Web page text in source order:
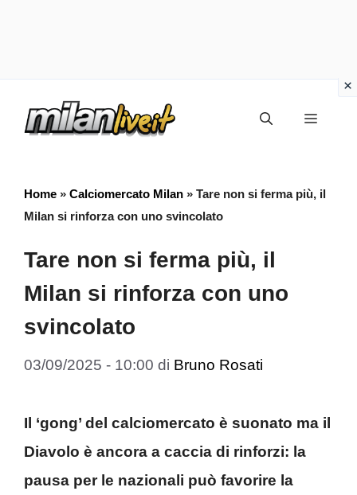
Menu
Home » Calciomercato Milan » Tare non si ferma più, il
Milan si rinforza con uno svincolato
Tare non si ferma più, il
Milan si rinforza con uno
svincolato
03/09/2025 - 10:00 di Bruno Rosati
Il ‘gong’ del calciomercato è suonato ma il
Diavolo è ancora a caccia di rinforzi: la
pausa per le nazionali può favorire la